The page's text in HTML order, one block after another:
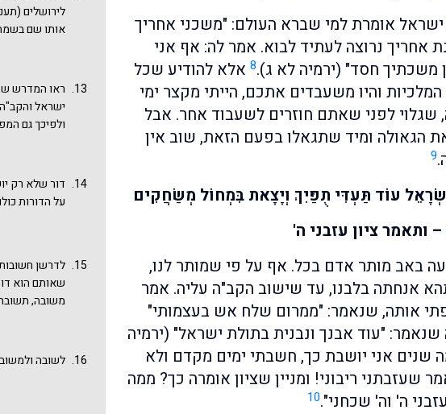
אומרת למי שברא העולם: "משכני אחריך
אחריך נרוצה לעתיד לבוא. אמר לה: אף אני
משכתיך חסד" (ירמיה לא ג).8 אלא להודיע שכל
והיו משעבדים אתכם, הייתי מקצר ימי
שגלוי לפני שאתם חוזרים לשעבוד אחר. אבל
הגאולה ומיד שתגאלו בפעם הזאת, שוב אין
9
עוֹד תַּעְדִּי תֻפַּיִךְ וְיָצָאת בִּמְחוֹל מְשַׂחֲקִים
ציון עזבני ה'
באב מותר אדם בכל. אף על פי שמותר לנו,
אנחתה בלבנו, עד שישוב הקב"ה עליה. אמר
אותה, שנאמר: "ממרום שלח אש בעצמותי"
שנאמר: "עוד אבנך ונבנית בתולת ישראל" (ירמיה
שנים אני יושבת כך, חשבתי ימים מקדם ולא
שעזבתני ריבוני! ומניין שציון אומרה כך? ממה
ה' וה' שכחני".10
התקומה
ישראל
הנני מביא
מחולק
לירושלים
אותו שם
שניטע כרמים
מקום
בידם שהיה
בזמן ההוא
ראו המדרש
ישראל
ולפיכך גם
אמר הכתוב
פרשת נשא יד
אחיות (רמב"ן
המכפלה
הסימבולי על
קולך מבכי
דור שלא רק
על הדורות
לדרשן
שאותם הוא
משובה, תשובה
ואולי ציפה
לשובה